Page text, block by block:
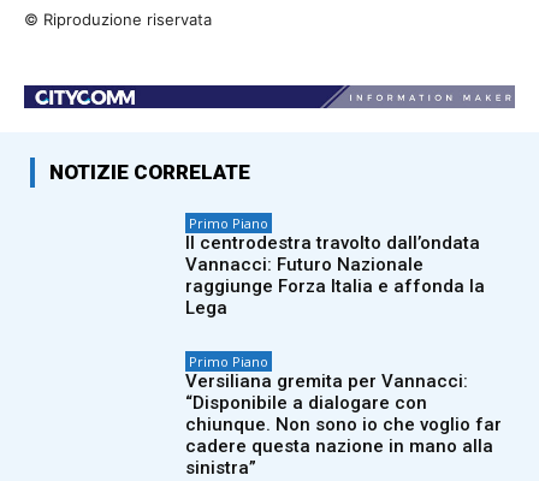
© Riproduzione riservata
NOTIZIE CORRELATE
Primo Piano
Il centrodestra travolto dall’ondata
Vannacci: Futuro Nazionale
raggiunge Forza Italia e affonda la
Lega
Primo Piano
Versiliana gremita per Vannacci:
“Disponibile a dialogare con
chiunque. Non sono io che voglio far
cadere questa nazione in mano alla
sinistra”